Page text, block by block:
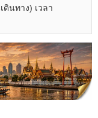
นทาง) เวลา